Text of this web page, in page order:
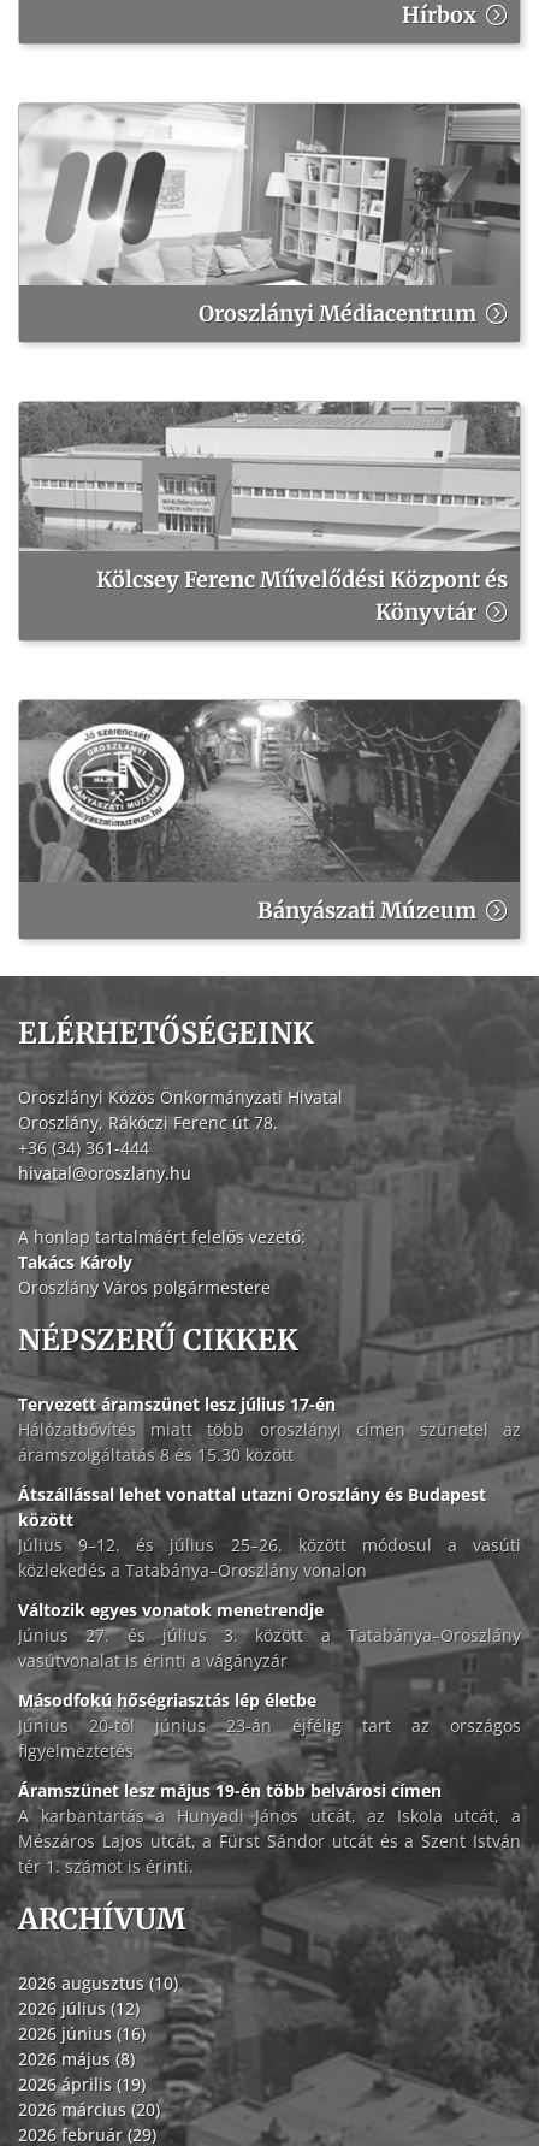
Hírbox
Oroszlányi Médiacentrum
Kölcsey Ferenc Művelődési Központ és
Könyvtár
Bányászati Múzeum
ELÉRHETŐSÉGEINK
Oroszlányi Közös Önkormányzati Hivatal
Oroszlány, Rákóczi Ferenc út 78.
+36 (34) 361-444
hivatal@oroszlany.hu
A honlap tartalmáért felelős vezető:
Takács Károly
Oroszlány Város polgármestere
NÉPSZERŰ CIKKEK
Tervezett áramszünet lesz július 17-én
Hálózatbővítés miatt több oroszlányi címen szünetel az
áramszolgáltatás 8 és 15.30 között
Átszállással lehet vonattal utazni Oroszlány és Budapest
között
Július 9–12. és július 25–26. között módosul a vasúti
közlekedés a Tatabánya–Oroszlány vonalon
Változik egyes vonatok menetrendje
Június 27. és július 3. között a Tatabánya–Oroszlány
vasútvonalat is érinti a vágányzár
Másodfokú hőségriasztás lép életbe
Június 20-tól június 23-án éjfélig tart az országos
figyelmeztetés
Áramszünet lesz május 19-én több belvárosi címen
A karbantartás a Hunyadi János utcát, az Iskola utcát, a
Mészáros Lajos utcát, a Fürst Sándor utcát és a Szent István
tér 1. számot is érinti.
ARCHÍVUM
2026 augusztus (10)
2026 július (12)
2026 június (16)
2026 május (8)
2026 április (19)
2026 március (20)
2026 február (29)